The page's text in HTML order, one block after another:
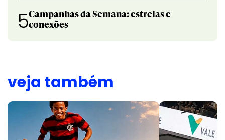
5Campanhas da Semana: estrelas e
conexões
veja também